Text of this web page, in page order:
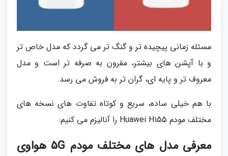
مسئله زمانی پیچیده تر و گنگ تر می گردد که مدل خاص تر
و با آپشن های بیشتر، مقرون به صرفه تر است و مدل
معروف تر و پایه ای، گران تر به فروش می رسد.
با هم خیلی ساده، سریع و کوتاه تفاوت های نسخه های
مختلف مودم Huawei H155 را آنالیزم می کنیم:
معرفی مدل های مختلف مودم 5G هواوی